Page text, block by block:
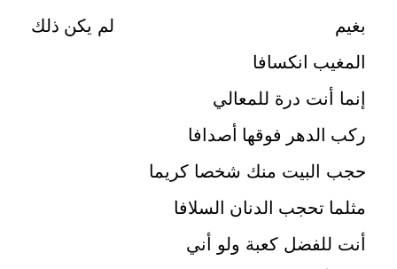
بغيم لم يكن ذلك
المغيب انكسافا
إنما أنت درة للمعالي
ركب الدهر فوقها أصدافا
حجب البيت منك شخصا كريما
مثلما تحجب الدنان السلافا
أنت للفضل كعبة ولو أني